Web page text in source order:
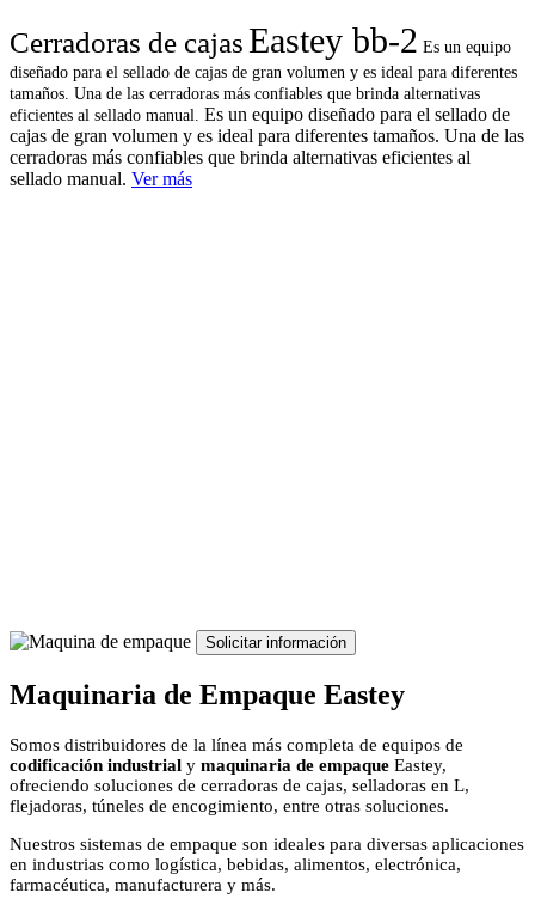
Cerradoras de cajasEastey bb-2 Es un equipo
diseñado para el sellado de cajas de gran volumen y es ideal para diferentes
tamaños. Una de las cerradoras más confiables que brinda alternativas
eficientes al sellado manual. Es un equipo diseñado para el sellado de
cajas de gran volumen y es ideal para diferentes tamaños. Una de las
cerradoras más confiables que brinda alternativas eficientes al
sellado manual. Ver más
Solicitar información
Maquinaria de Empaque Eastey
Somos distribuidores de la línea más completa de equipos de
codificación industrial y maquinaria de empaque Eastey,
ofreciendo soluciones de cerradoras de cajas, selladoras en L,
flejadoras, túneles de encogimiento, entre otras soluciones.
Nuestros sistemas de empaque son ideales para diversas aplicaciones
en industrias como logística, bebidas, alimentos, electrónica,
farmacéutica, manufacturera y más.